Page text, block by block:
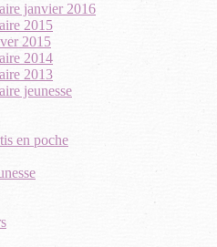
janvier 2016
2015
2015
2014
2013
jeunesse
en poche